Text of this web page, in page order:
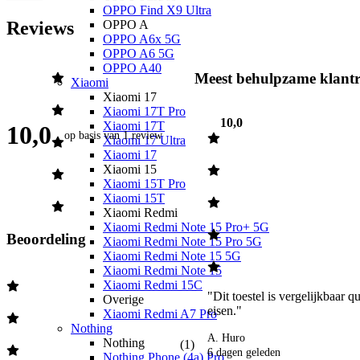
OPPO Find X9 Ultra
OPPO A
OPPO A6x 5G
OPPO A6 5G
OPPO A40
Xiaomi
Xiaomi 17
Xiaomi 17T Pro
Xiaomi 17T
Xiaomi 17 Ultra
Xiaomi 17
Xiaomi 15
Xiaomi 15T Pro
Xiaomi 15T
Xiaomi Redmi
Xiaomi Redmi Note 15 Pro+ 5G
Xiaomi Redmi Note 15 Pro 5G
Xiaomi Redmi Note 15 5G
Xiaomi Redmi Note 15
Xiaomi Redmi 15C
Overige
Xiaomi Redmi A7 Pro
Nothing
Nothing
Nothing Phone (4a) Pro
Reviews
10,0 op basis van1 review
Beoordeling
(1)
Meest behulpzame
10,0
"Dit toestel is vergelijkbaar
eisen."
A. Huro
6 dagen geleden